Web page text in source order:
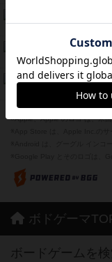
紹介文あり 1
Bitter End ブ
紹介文なし 1
ドコジャン
紹介文あり
※Apple、Apple のロゴ は、米
ボドゲーマ
ボードゲームを